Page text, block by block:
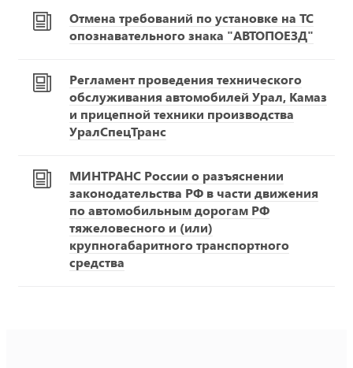
Отмена требований по установке на ТС
опознавательного знака "АВТОПОЕЗД"
Регламент проведения технического
обслуживания автомобилей Урал, Камаз
и прицепной техники производства
УралСпецТранс
МИНТРАНС России о разъяснении
законодательства РФ в части движения
по автомобильным дорогам РФ
тяжеловесного и (или)
крупногабаритного транспортного
средства